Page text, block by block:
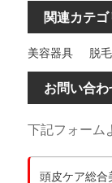
関連カテゴ
美容器具 脱
お問い合
下記フォーム